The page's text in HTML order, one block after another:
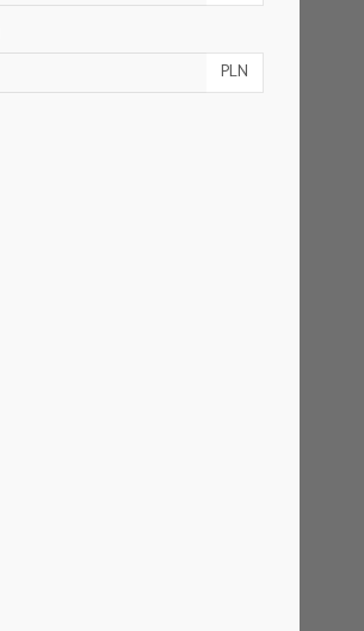
PLN